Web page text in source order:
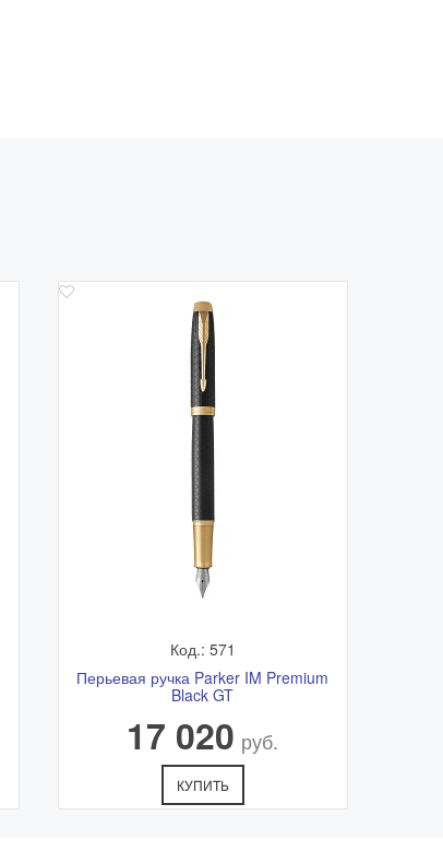
Код.: 571
Перьевая ручка Parker IM Premium
Black GT
17 020 руб.
КУПИТЬ